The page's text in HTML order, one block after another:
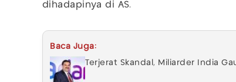
dihadapinya di AS.
Baca Juga:
Terjerat Skandal, Miliarder India